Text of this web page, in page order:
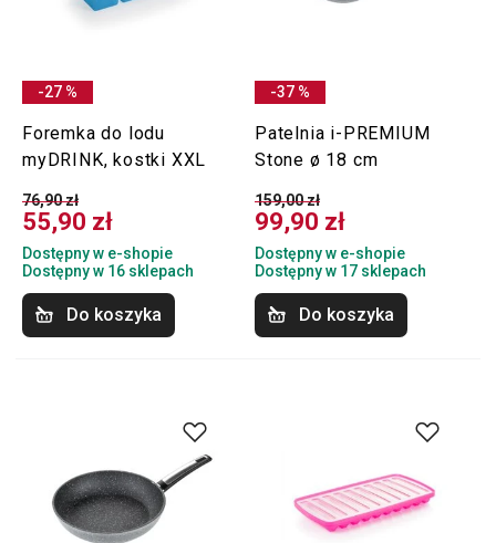
-27 %
Foremka do lodu
myDRINK, kostki XXL
76,90 zł
55,90 zł
Dostępny w e-shopie
Dostępny w 16 sklepach
Do koszyka
-37 %
Patelnia i-PREMIUM
Stone ø 18 cm
159,00 zł
99,90 zł
Dostępny w e-shopie
Dostępny w 17 sklepach
Do koszyka